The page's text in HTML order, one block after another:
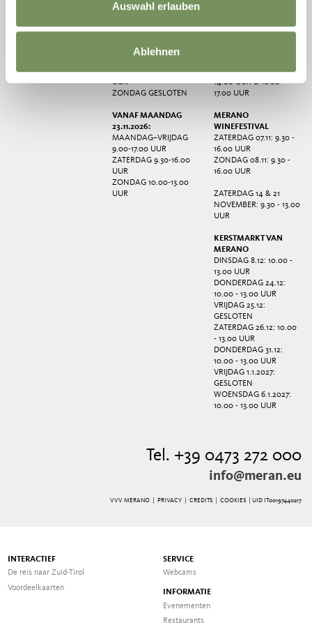
Auswahl erlauben
Ablehnen
ZONDAG GESLOTEN
VANAF MAANDAG
MAANDAG–VRIJDAG
ZATERDAG 9.30-16.00
UUR
ZONDAG GESLOTEN
VANAF MAANDAG
23.11.2026:
MAANDAG–VRIJDAG
9.00-17.00 UUR
ZATERDAG 9.30-16.00
UUR
ZONDAG 10.00-13.00
UUR
MERANO GRAPE
ZONDAG 18.10: 9.30 -
14.00 UUR & 16.00 -
17.00 UUR
MERANO
WINEFESTIVAL
ZATERDAG 07.11: 9.30 -
16.00 UUR
ZONDAG 08.11: 9.30 -
16.00 UUR
ZATERDAG 14 & 21
NOVEMBER: 9.30 - 13.00
UUR
KERSTMARKT VAN
MERANO
DINSDAG 8.12: 10.00 -
13.00 UUR
DONDERDAG 24.12:
10.00 - 13.00 UUR
VRIJDAG 25.12:
GESLOTEN
ZATERDAG 26.12: 10.00
- 13.00 UUR
DONDERDAG 31.12:
10.00 - 13.00 UUR
VRIJDAG 1.1.2027:
GESLOTEN
WOENSDAG 6.1.2027:
10.00 - 13.00 UUR
Tel. +39 0473 272 000
info@meran.eu
VVV MERANO | PRIVACY| CREDITS| COOKIES | UID IT00197440217
INTERACTIEF
De reis naar Zuid-Tirol
Voordeelkaarten
SERVICE
Webcams
INFORMATIE
Evenementen
Restaurants